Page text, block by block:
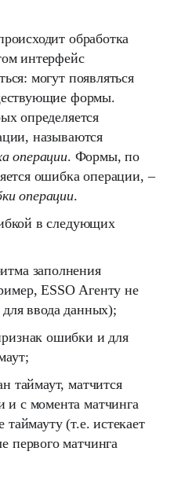
обработка
интерфейс
могут появляться
формы.
определяется
называются
операции. Формы, по
ошибка операции, –
операции.
в следующих
заполнения
ESSO Агенту не
ввода данных);
ошибки и для
таймаут, матчится
с момента матчинга
(т.е. истекает
первого матчинга